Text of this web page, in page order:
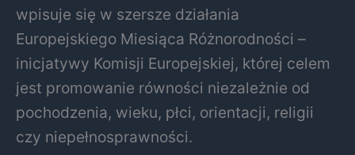
wpisuje się w szersze działania
Europejskiego Miesiąca Różnorodności –
inicjatywy Komisji Europejskiej, której celem
jest promowanie równości niezależnie od
pochodzenia, wieku, płci, orientacji, religii
czy niepełnosprawności.